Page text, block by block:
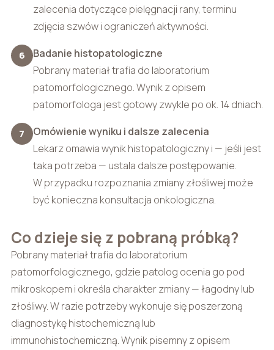
zalecenia dotyczące pielęgnacji rany, terminu
zdjęcia szwów i ograniczeń aktywności.
6
Badanie histopatologiczne
Pobrany materiał trafia do laboratorium
patomorfologicznego. Wynik z opisem
patomorfologa jest gotowy zwykle po ok. 14 dniach.
7
Omówienie wyniku i dalsze zalecenia
Lekarz omawia wynik histopatologiczny i — jeśli jest
taka potrzeba — ustala dalsze postępowanie.
W przypadku rozpoznania zmiany złośliwej może
być konieczna konsultacja onkologiczna.
Co dzieje się z pobraną próbką?
Pobrany materiał trafia do laboratorium
patomorfologicznego, gdzie patolog ocenia go pod
mikroskopem i określa charakter zmiany — łagodny lub
złośliwy. W razie potrzeby wykonuje się poszerzoną
diagnostykę histochemiczną lub
immunohistochemiczną. Wynik pisemny z opisem